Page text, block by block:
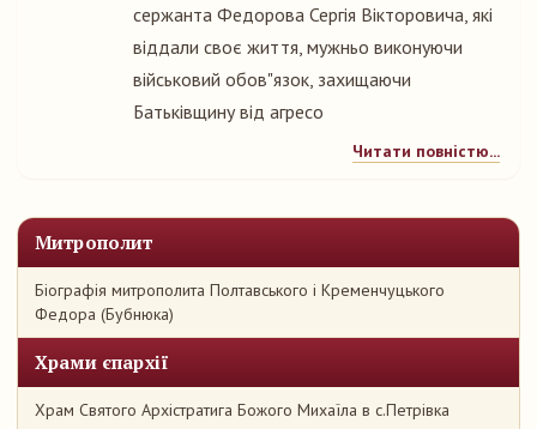
Митрополит
Біографія митрополита Полтавського і Кременчуцького
Федора (Бубнюка)
Храми єпархії
Храм Святого Архістратига Божого Михаїла в с.Петрівка
сержанта Федорова Сергія Вікторовича, які
віддали своє життя, мужньо виконуючи
військовий обов"язок, захищаючи
Батьківщину від агресо
Читати повністю...